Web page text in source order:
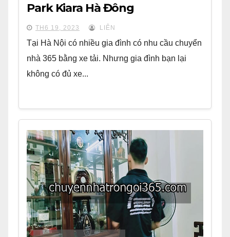
Park Kiara Hà Đông
TH6 19, 2023 LIÊN
Tại Hà Nội có nhiều gia đình có nhu cầu chuyển
nhà 365 bằng xe tải. Nhưng gia đình bạn lại
không có đủ xe...